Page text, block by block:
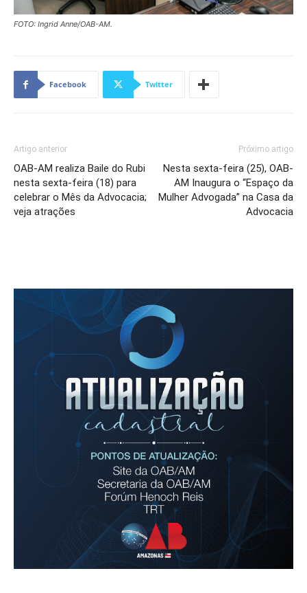
FOTO: Ingrid Anne/OAB-AM.
Facebook Twitter
Artigo anterior
OAB-AM realiza Baile do Rubi
nesta sexta-feira (18) para
celebrar o Mês da Advocacia;
veja atrações
Próximo artigo
Nesta sexta-feira (25), OAB-
AM Inaugura o “Espaço da
Mulher Advogada” na Casa da
Advocacia